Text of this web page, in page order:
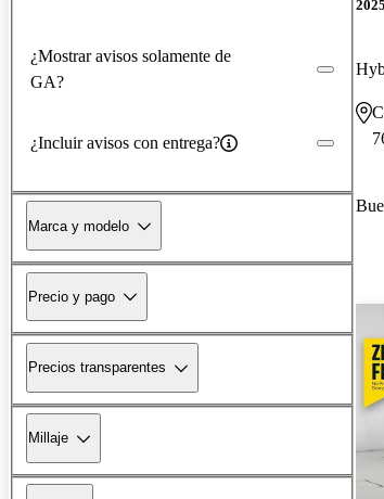
¿Mostrar avisos solamente de
GA?
¿Incluir avisos con entrega?
Marca y modelo
Precio y pago
Precios transparentes
Millaje